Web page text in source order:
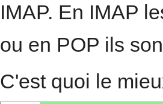
IMAP. En IMAP
ou en POP ils
C'est quoi le